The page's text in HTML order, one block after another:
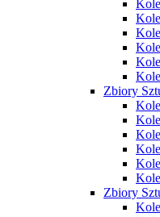
Zbiory
Zbiory